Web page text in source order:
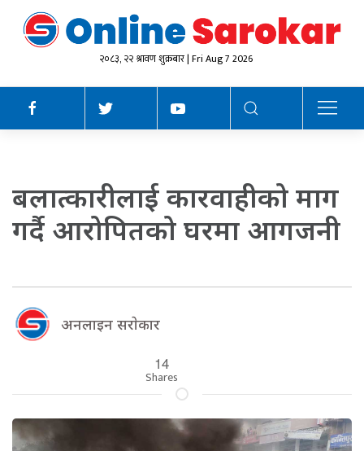
२०८३, २२ श्रावण शुक्रबार | Fri Aug 7 2026
बलात्कारीलाई कारवाहीको माग
गर्दै आरोपितको घरमा आगजनी
अनलाइन सराेकार
14
Shares